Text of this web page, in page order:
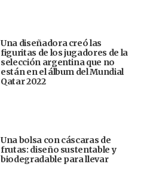
Una diseñadora creó las
figuritas de los jugadores de la
selección argentina que no
están en el álbum del Mundial
Qatar 2022
Una bolsa con cáscaras de
frutas: diseño sustentable y
biodegradable para llevar